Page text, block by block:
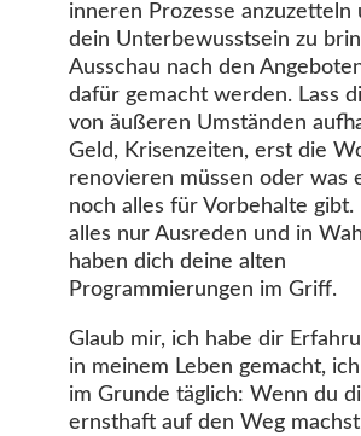
inneren Prozesse anzuzetteln
dein Unterbewusstsein zu
Ausschau nach den
dafür gemacht werden. Lass
von äußeren Umständen
Geld, Krisenzeiten, erst die
renovieren müssen oder was
noch alles für Vorbehalte gibt.
alles nur Ausreden und in
haben dich deine alten
Programmierungen im Griff.
Glaub mir, ich habe dir
in meinem Leben gemacht,
im Grunde täglich: Wenn du
ernsthaft auf den Weg